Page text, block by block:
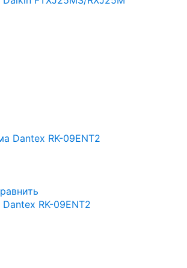
RK-09ENT2